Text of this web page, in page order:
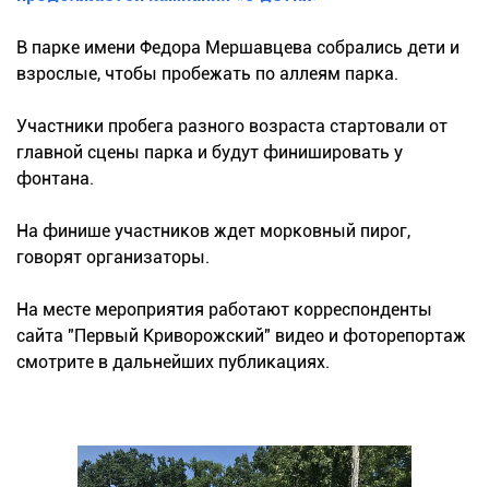
В парке имени Федора Мершавцева собрались дети и
взрослые, чтобы пробежать по аллеям парка.
Участники пробега разного возраста стартовали от
главной сцены парка и будут финишировать у
фонтана.
На финише участников ждет морковный пирог,
говорят организаторы.
На месте мероприятия работают корреспонденты
сайта "Первый Криворожский" видео и фоторепортаж
смотрите в дальнейших публикациях.